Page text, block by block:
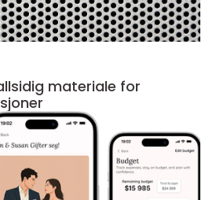
materiale for